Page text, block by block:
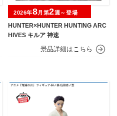
HUNTER×HUNTER HUNTING ARC
HIVES キルア 神速
2026年8月第2週～登場